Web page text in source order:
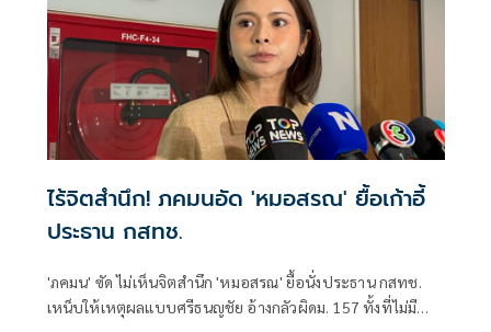
ไร้จิตสำนึก! ภคมนอัด 'หมอสรณ' ยื้อเก้าอี้
ประธาน กสทช.
'ภคมน' ซัด ไม่เห็นจิตสำนึก 'หมอสรณ' ยื้อนั่งประธาน กสทช.
เหน็บให้เหตุผลแบบศรีธนญชัย อ้างกลัวผิดม. 157 ทั้งที่ไม่มี